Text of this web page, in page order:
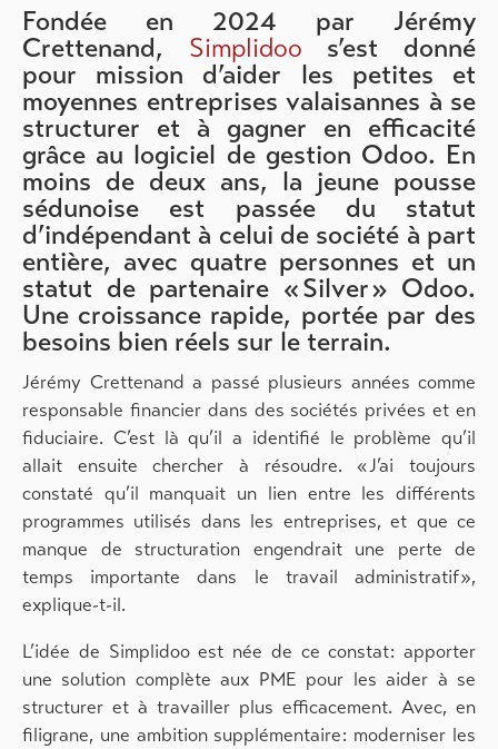
Fondée en 2024 par Jérémy
Crettenand, Simplidoo s’est donné
pour mission d’aider les petites et
moyennes entreprises valaisannes à se
structurer et à gagner en efficacité
grâce au logiciel de gestion Odoo. En
moins de deux ans, la jeune pousse
sédunoise est passée du statut
d’indépendant à celui de société à part
entière, avec quatre personnes et un
statut de partenaire « Silver » Odoo.
Une croissance rapide, portée par des
besoins bien réels sur le terrain.
Jérémy Crettenand a passé plusieurs années comme
responsable financier dans des sociétés privées et en
fiduciaire. C’est là qu’il a identifié le problème qu’il
allait ensuite chercher à résoudre. « J’ai toujours
constaté qu’il manquait un lien entre les différents
programmes utilisés dans les entreprises, et que ce
manque de structuration engendrait une perte de
temps importante dans le travail administratif »,
explique-t-il.
L’idée de Simplidoo est née de ce constat : apporter
une solution complète aux PME pour les aider à se
structurer et à travailler plus efficacement. Avec, en
filigrane, une ambition supplémentaire : moderniser les